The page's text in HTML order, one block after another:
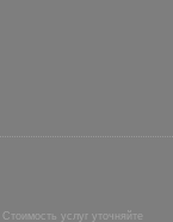
услуг уточняйте